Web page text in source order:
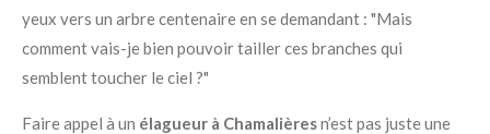
yeux vers un arbre centenaire en se demandant : "Mais
comment vais-je bien pouvoir tailler ces branches qui
semblent toucher le ciel ?"
Faire appel à un élagueur à Chamalièresn’est pas juste une